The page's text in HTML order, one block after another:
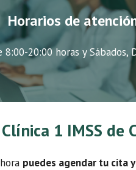
Horarios de
8:00-20:00 horas y
1 IMSS de
puedes agendar tu cita